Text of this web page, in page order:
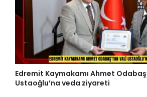
Edremit Kaymakamı Ahmet
Ustaoğlu’na veda ziyareti